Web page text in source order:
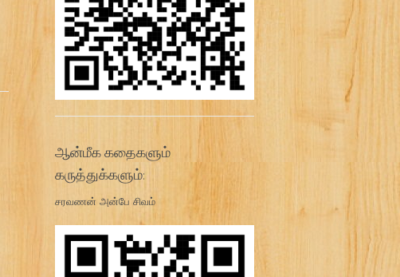
ஆன்மீக கதைகளும்
கருத்துக்களும்:
சரவணன் அன்பே சிவம்